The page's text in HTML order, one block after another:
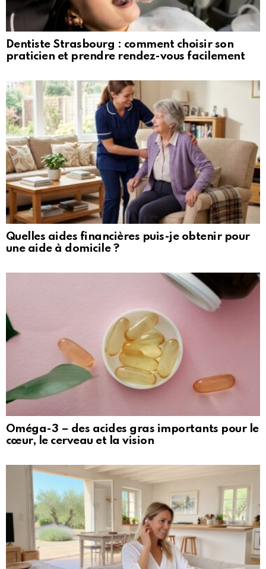
Dentiste Strasbourg : comment choisir son
praticien et prendre rendez-vous facilement
Quelles aides financières puis-je obtenir pour
une aide à domicile ?
Oméga-3 – des acides gras importants pour le
cœur, le cerveau et la vision